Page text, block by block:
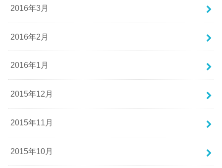
2016年3月
2016年2月
2016年1月
2015年12月
2015年11月
2015年10月